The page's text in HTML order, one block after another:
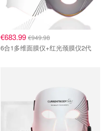
€683.99 €949.98
6合1多维面膜仪+红光颈膜仪2代